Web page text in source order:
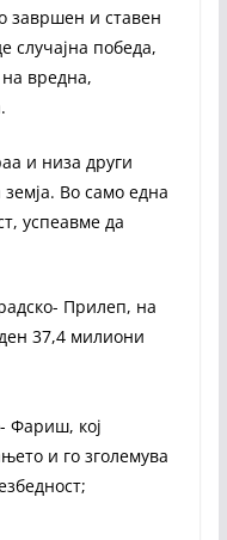
завршен и ставен
случајна победа,
вредна,
и низа други
Во само една
успеавме да
Прилеп, на
37,4 милиони
кој
и го зголемува